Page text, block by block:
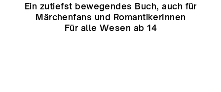
Ein zutiefst bewegendes Buch, auch für
Märchenfans und RomantikerInnen
Für alle Wesen ab 14